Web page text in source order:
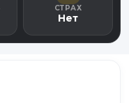
СТРАХ
Нет